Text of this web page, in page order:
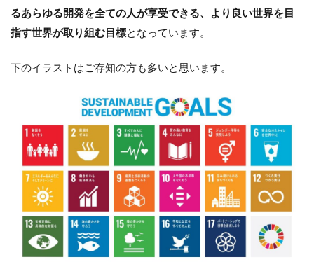
るあらゆる開発を全ての人が享受できる、より良い世界を目
指す世界が取り組む目標となっています。
下のイラストはご存知の方も多いと思います。